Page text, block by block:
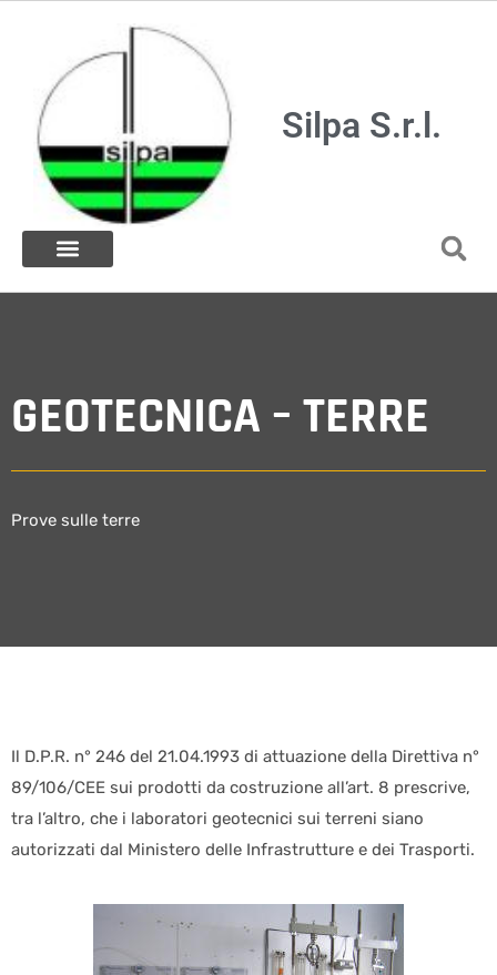
Silpa S.r.l.
GEOTECNICA – TERRE
Prove sulle terre
Il D.P.R. n° 246 del 21.04.1993 di attuazione della Direttiva n°
89/106/CEE sui prodotti da costruzione all’art. 8 prescrive,
tra l’altro, che i laboratori geotecnici sui terreni siano
autorizzati dal Ministero delle Infrastrutture e dei Trasporti.